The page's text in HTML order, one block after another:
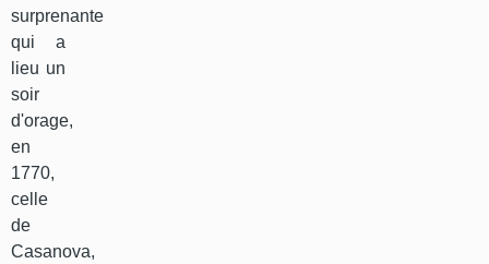
surprenante
qui a
lieu un
soir
d'orage,
en
1770,
celle
de
Casanova,